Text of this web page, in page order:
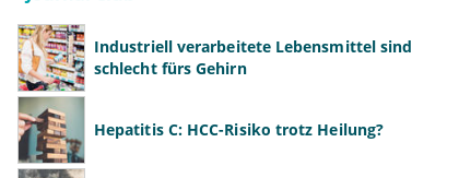
Industriell verarbeitete Lebensmittel sind
schlecht fürs Gehirn
Hepatitis C: HCC-Risiko trotz Heilung?